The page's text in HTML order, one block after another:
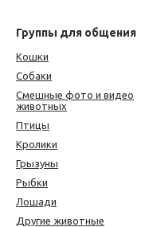
Группы для общения
Кошки
Собаки
Смешные фото и видео
животных
Птицы
Кролики
Грызуны
Рыбки
Лошади
Другие животные